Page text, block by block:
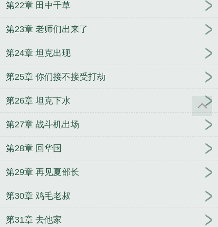
第22章 田中千草
第23章 老师们出来了
第24章 坦克出现
第25章 你们接不接受打劫
第26章 坦克下水
第27章 战斗机出场
第28章 回华国
第29章 再见夏部长
第30章 鸡毛老叔
第31章 去他家